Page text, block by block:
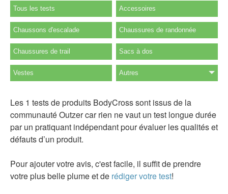
Tous les tests Accessoires
Chaussons d'escalade Chaussures de randonnée
Chaussures de trail Sacs à dos
Vestes Autres
Les 1 tests de produits BodyCross sont issus de la
communauté Outzer car rien ne vaut un test longue durée
par un pratiquant indépendant pour évaluer les qualités et
défauts d’un produit.
Pour ajouter votre avis, c'est facile, il suffit de prendre
votre plus belle plume et de rédiger votre test!